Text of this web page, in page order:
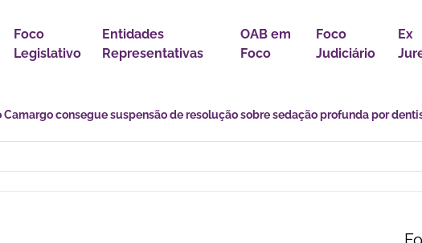
Foco
Legislativo
Entidades
Representativas
OAB em
Foco
Foco
Judiciário
Ex
os desafios de uma transição marcada por incertezas e novas